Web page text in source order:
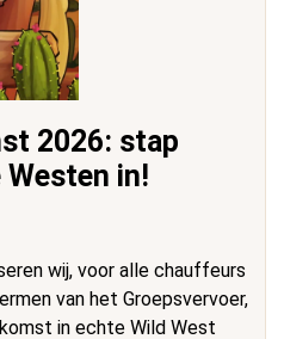
2026: stap
in!
wij, voor alle chauffeurs
van het Groepsvervoer,
in echte Wild West